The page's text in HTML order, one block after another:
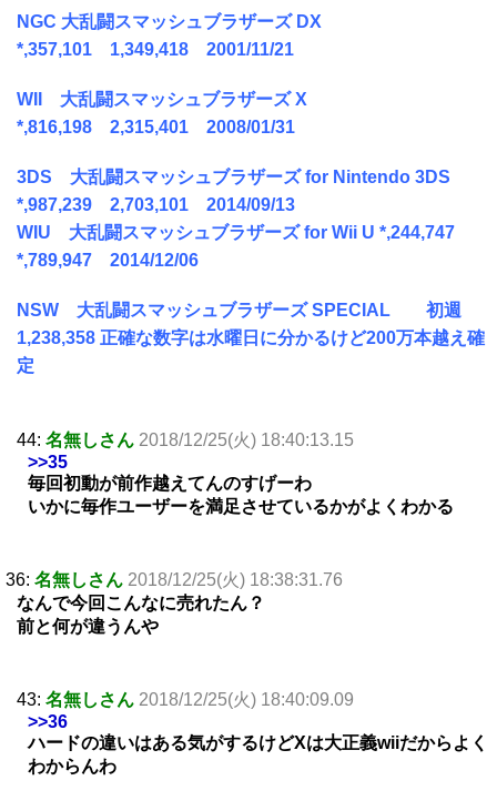
NGC 大乱闘スマッシュブラザーズ DX
*,357,101 1,349,418 2001/11/21
WII 大乱闘スマッシュブラザーズ X
*,816,198 2,315,401 2008/01/31
3DS 大乱闘スマッシュブラザーズ for Nintendo 3DS
*,987,239 2,703,101 2014/09/13
WIU 大乱闘スマッシュブラザーズ for Wii U *,244,747
*,789,947 2014/12/06
NSW 大乱闘スマッシュブラザーズ SPECIAL 初週
1,238,358 正確な数字は水曜日に分かるけど200万本越え確
定
44: 名無しさん 2018/12/25(火) 18:40:13.15
>>35
毎回初動が前作越えてんのすげーわ
いかに毎作ユーザーを満足させているかがよくわかる
36: 名無しさん 2018/12/25(火) 18:38:31.76
なんで今回こんなに売れたん？
前と何が違うんや
43: 名無しさん 2018/12/25(火) 18:40:09.09
>>36
ハードの違いはある気がするけどXは大正義wiiだからよく
わからんわ